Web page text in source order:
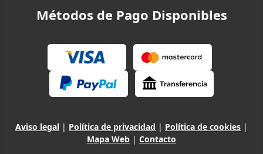
Métodos de Pago Disponibles
Aviso legal | Política de privacidad | Política de cookies |
Mapa Web | Contacto